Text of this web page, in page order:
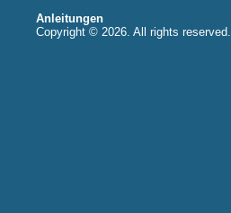
Anleitungen
Copyright © 2026. All rights reserved.